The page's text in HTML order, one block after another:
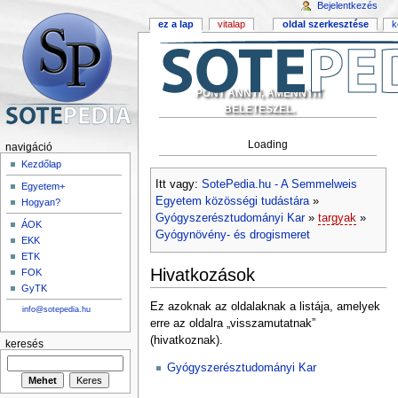
PONT ANNYI, AMENNYIT
BELETESZEL.
Loading
Itt vagy: SotePedia.hu - A Semmelweis
Egyetem közösségi tudástára»
Gyógyszerésztudományi Kar» targyak»
Gyógynövény- és drogismeret
Hivatkozások
Ez azoknak az oldalaknak a listája, amelyek
erre az oldalra „visszamutatnak”
(hivatkoznak).
Gyógyszerésztudományi Kar
ez a lap vitalap oldal szerkesztése
Bejelentkezés
navigáció
Kezdőlap
Egyetem+
Hogyan?
ÁOK
EKK
ETK
FOK
GyTK
info@sotepedia.hu
keresés